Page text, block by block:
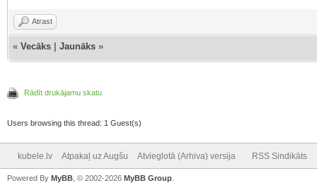
Atrast
« Vecāks Jaunāks »
Rādīt drukājamu skatu
Users browsing this thread: 1 Guest(s)
kubele.lv Atpakaļ uz Augšu Atvieglotā (Arhiva) versija RSS Sindikāts
Powered By MyBB , © 2002-2026 MyBB Group